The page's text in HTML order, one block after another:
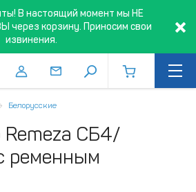
В настоящий момент мы НЕ
корзину. Приносим свои
извинения.
Белорусские
Remeza СБ4/
ременным